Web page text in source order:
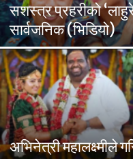
सशस्त्र प्रहरीको
सार्वजनिक (भिडियो)
अभिनेत्री महालक्ष्मीले